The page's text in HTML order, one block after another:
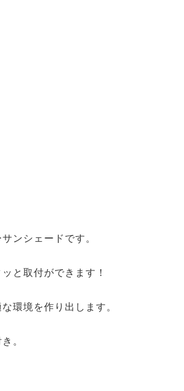
ンシェードです。
と取付ができます！
環境を作り出します。
。